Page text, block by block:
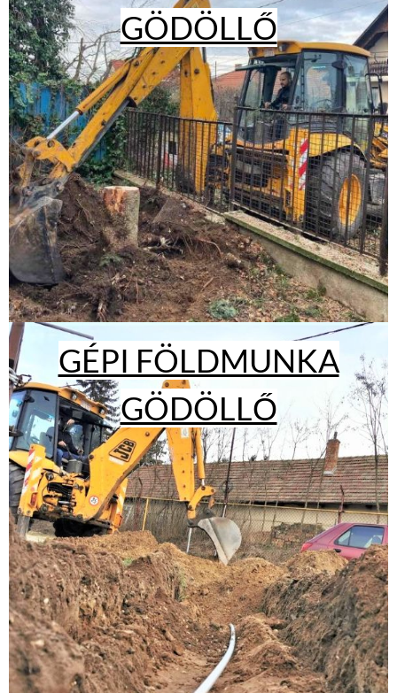
GÖDÖLLŐ
GÉPI FÖLDMUNKA
GÖDÖLLŐ